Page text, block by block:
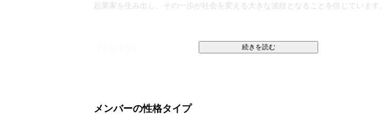
起業家を生み出し、その一歩が社会を変える大きな波紋となることを信じています。
ションを共に実行することが強みです。
続きを読む
メンバーの性格タイプ